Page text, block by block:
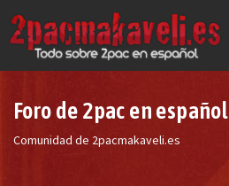
Foro de 2pac en español
Comunidad de 2pacmakaveli.es